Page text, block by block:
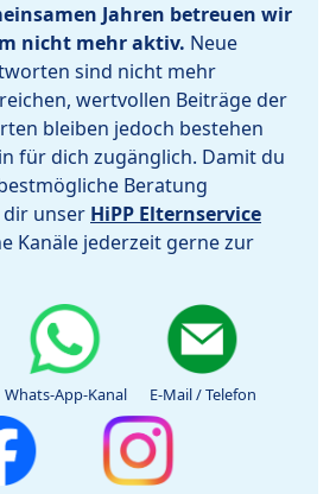
Jahren betreuen wir
nicht mehr aktiv. Neue
sind nicht mehr
wertvollen Beiträge der
bleiben jedoch bestehen
für dich zugänglich. Damit du
Beratung
unser HiPP Elternservice
Kanäle jederzeit gerne zur
Whats-App-Kanal E-Mail / Telefon